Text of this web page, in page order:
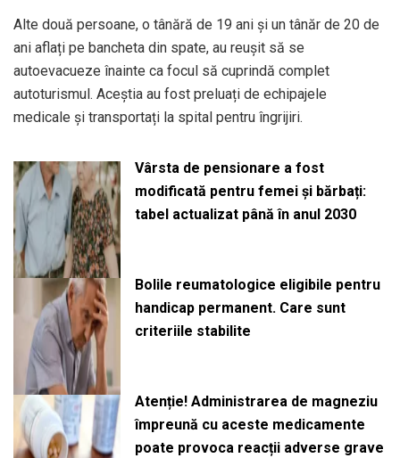
Alte două persoane, o tânără de 19 ani și un tânăr de 20 de
ani aflați pe bancheta din spate, au reușit să se
autoevacueze înainte ca focul să cuprindă complet
autoturismul. Aceștia au fost preluați de echipajele
medicale și transportați la spital pentru îngrijiri.
Vârsta de pensionare a fost
modificată pentru femei și bărbați:
tabel actualizat până în anul 2030
Bolile reumatologice eligibile pentru
handicap permanent. Care sunt
criteriile stabilite
Atenție! Administrarea de magneziu
împreună cu aceste medicamente
poate provoca reacții adverse grave